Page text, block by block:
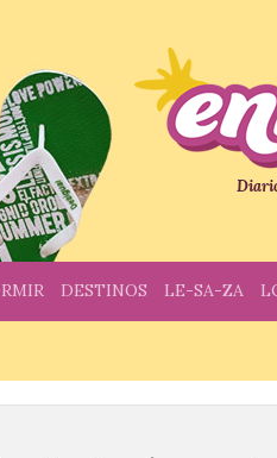
DESTINOS LE-SA-ZA